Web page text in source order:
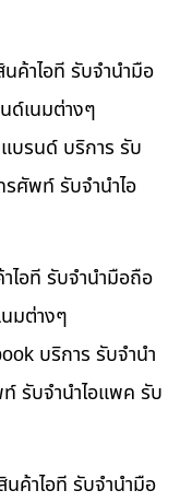
ค้าไอที รับจำนำมือ
ด์เนมต่างๆ
บรนด์ บริการ รับ
รศัพท์ รับจำนำไอ
ไอที รับจำนำมือถือ
มต่างๆ
บริการ รับจำนำ
รับจำนำไอแพค รับ
ค้าไอที รับจำนำมือ